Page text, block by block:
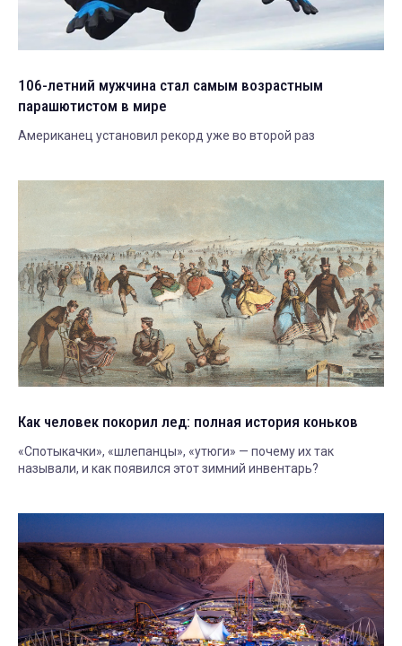
106-летний мужчина стал самым возрастным
парашютистом в мире
Американец установил рекорд уже во второй раз
Как человек покорил лед: полная история коньков
«Спотыкачки», «шлепанцы», «утюги» — почему их так
называли, и как появился этот зимний инвентарь?